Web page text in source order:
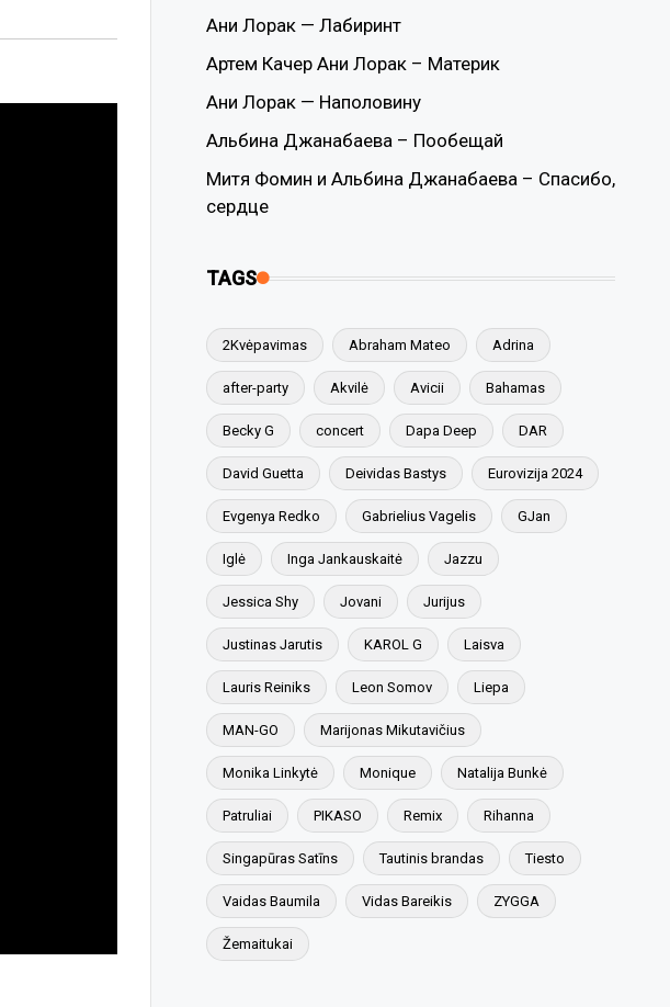
Ани Лорак — Лабиринт
Артем Качер Ани Лорак – Материк
Ани Лорак — Наполовину
Альбина Джанабаева – Пообещай
Митя Фомин и Альбина Джанабаева – Спасибо,
сердце
TAGS
2Kvėpavimas Abraham Mateo Adrina
after-party Akvilė Avicii Bahamas
Becky G concert Dapa Deep DAR
David Guetta Deividas Bastys Eurovizija 2024
Evgenya Redko Gabrielius Vagelis GJan
Iglė Inga Jankauskaitė Jazzu
Jessica Shy Jovani Jurijus
Justinas Jarutis KAROL G Laisva
Lauris Reiniks Leon Somov Liepa
MAN-GO Marijonas Mikutavičius
Monika Linkytė Monique Natalija Bunkė
Patruliai PIKASO Remix Rihanna
Singapūras Satīns Tautinis brandas Tiesto
Vaidas Baumila Vidas Bareikis ZYGGA
Žemaitukai